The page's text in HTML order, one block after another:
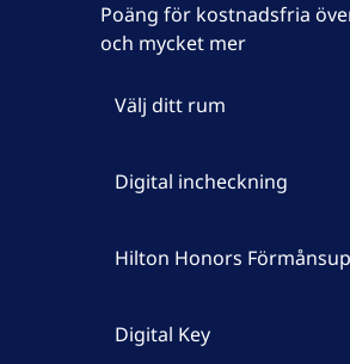
Poäng för kostnadsfria
och mycket mer
Välj ditt rum
Digital incheckning
Hilton Honors
Digital Key